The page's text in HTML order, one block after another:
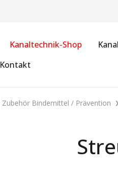
Kontakt
Kanaltechnik-Shop
Zubehör Bindemittel / Prävention